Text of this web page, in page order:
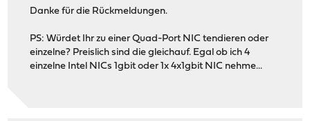
Danke für die Rückmeldungen.
PS: Würdet Ihr zu einer Quad-Port NIC tendieren oder
einzelne? Preislich sind die gleichauf. Egal ob ich 4
einzelne Intel NICs 1gbit oder 1x 4x1gbit NIC nehme...